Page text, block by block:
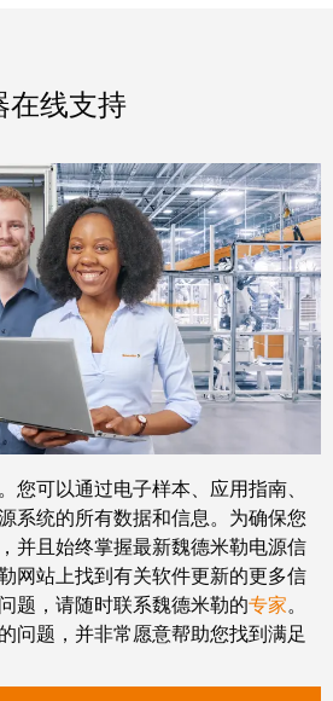
在线支持
您可以通过电子样本、应用指南、
系统的所有数据和信息。为确保您
并且始终掌握最新魏德米勒电源信
网站上找到有关软件更新的更多信
题，请随时联系魏德米勒的专家。
问题，并非常愿意帮助您找到满足